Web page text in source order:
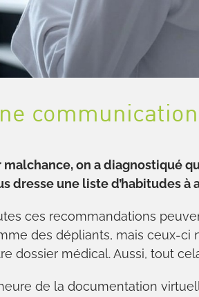
malchance, on a diagnostiqué
dresse une liste d’habitudes à
ces recommandations
des dépliants, mais ceux-ci
dossier médical. Aussi, tout
de la documentation